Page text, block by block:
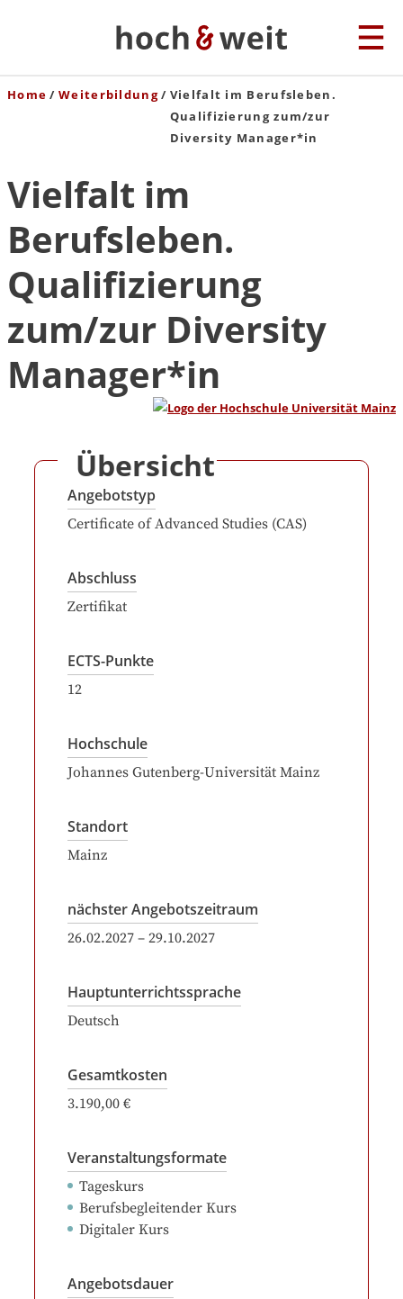
Home Weiterbildung
Vielfalt im Berufsleben.
Qualifizierung zum/zur
Diversity Manager*in
Vielfalt im
Berufsleben.
Qualifizierung
zum/zur Diversity
Manager*in
Übersicht
Angebotstyp
Certificate of Advanced Studies (CAS)
Abschluss
Zertifikat
ECTS-Punkte
12
Hochschule
Johannes Gutenberg-Universität Mainz
Standort
Mainz
nächster Angebotszeitraum
26.02.2027 – 29.10.2027
Hauptunterrichtssprache
Deutsch
Gesamtkosten
3.190,00 €
Veranstaltungsformate
Tageskurs
Berufsbegleitender Kurs
Digitaler Kurs
Angebotsdauer